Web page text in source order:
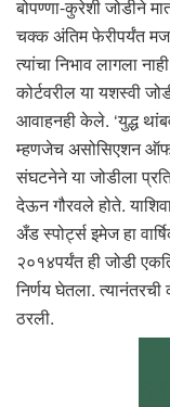
बोपण्णा-कुरेशी जोडीने
चक्क अंतिम फेरीपर्यंत
त्यांचा निभाव लागला
कोर्टवरील या यशस्वी
आवाहनही केले. ‘युद्ध
म्हणजेच असोसिएशन
संघटनेने या जोडीला
देऊन गौरवले होते.
अँड स्पोर्ट्स इमेज हा
२०१४पर्यंत ही जोडी
निर्णय घेतला. त्यानंतरची
ठरली.